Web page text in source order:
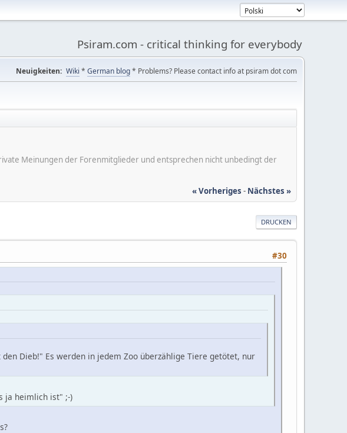
Psiram.com - critical thinking for everybody
Neuigkeiten: Wiki * German blog* Problems? Please contact info at psiram dot com
Meinungen der Forenmitglieder und entsprechen nicht unbedingt der
« Vorheriges - Nächstes »
DRUCKEN
#30
Dieb!" Es werden in jedem Zoo überzählige Tiere getötet, nur
ja heimlich ist" ;-)